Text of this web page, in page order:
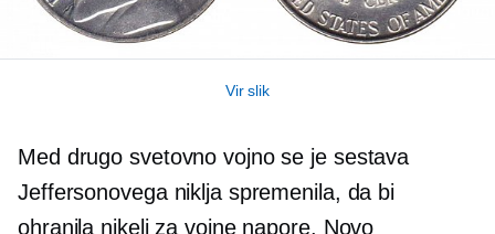
Vir slik
Med drugo svetovno vojno se je sestava
Jeffersonovega niklja spremenila, da bi
ohranila nikelj za vojne napore. Novo